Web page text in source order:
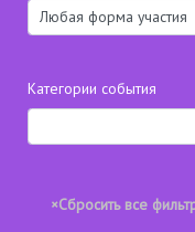
Категории события